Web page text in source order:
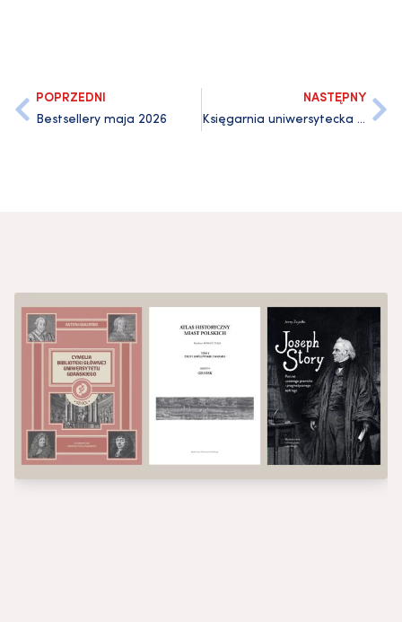
POPRZEDNI
Bestsellery maja 2026
NASTĘPNY
Księgarnia uniwersytecka nieczynna w weekendy od 20 czerwca do 30 września